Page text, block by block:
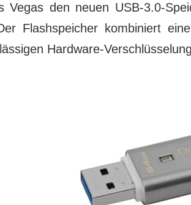
Vegas den neuen USB-3.0-
Flashspeicher kombiniert
Hardware-